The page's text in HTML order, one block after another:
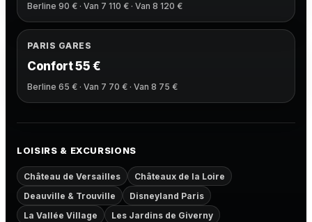
Berline 90 € · Van 7 110 € · Van 8 120 €
PARIS GARES
Confort 55 €
Berline 65 € · Van 7 70 € · Van 8 75 €
LOISIRS & EXCURSIONS
Château de Versailles
Châteaux de la Loire
Deauville & Trouville
Disneyland Paris
La Vallée Village
Les Jardins de Giverny